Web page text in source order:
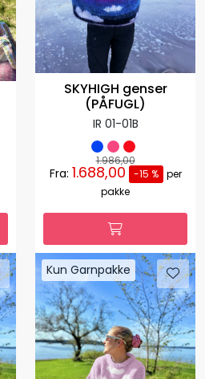
SKYHIGH genser
(PÅFUGL)
IR 01-01B
1.986,00
Fra: 1.688,00 -15 %
per
pakke
Kun Garnpakke